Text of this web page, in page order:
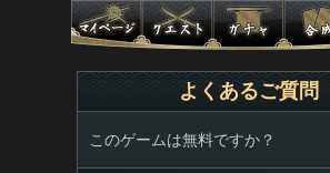
よくあるご質問
このゲームは無料ですか？